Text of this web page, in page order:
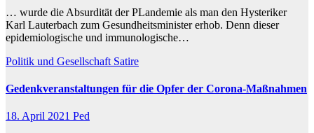
… wurde die Absurdität der PLandemie als man den Hysteriker
Karl Lauterbach zum Gesundheitsminister erhob. Denn dieser
epidemiologische und immunologische…
Politik und Gesellschaft Satire
Gedenkveranstaltungen für die Opfer der Corona-Maßnahmen
18. April 2021 Ped